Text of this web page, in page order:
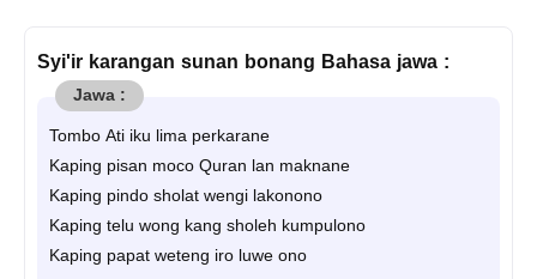
Syi'ir karangan sunan bonang Bahasa jawa :
Tombo Ati iku lima perkarane
Kaping pisan moco Quran lan maknane
Kaping pindo sholat wengi lakonono
Kaping telu wong kang sholeh kumpulono
Kaping papat weteng iro luwe ono